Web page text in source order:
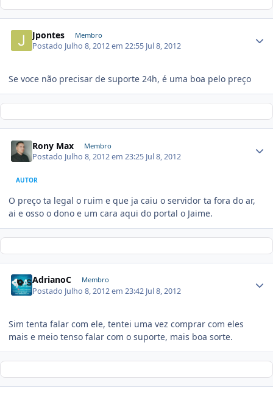
Jpontes Membro
Postado Julho 8, 2012 em 22:55 Jul 8, 2012
Se voce não precisar de suporte 24h, é uma boa pelo preço
Rony Max Membro
Postado Julho 8, 2012 em 23:25 Jul 8, 2012
AUTOR
O preço ta legal o ruim e que ja caiu o servidor ta fora do ar,
ai e osso o dono e um cara aqui do portal o Jaime.
AdrianoC Membro
Postado Julho 8, 2012 em 23:42 Jul 8, 2012
Sim tenta falar com ele, tentei uma vez comprar com eles
mais e meio tenso falar com o suporte, mais boa sorte.